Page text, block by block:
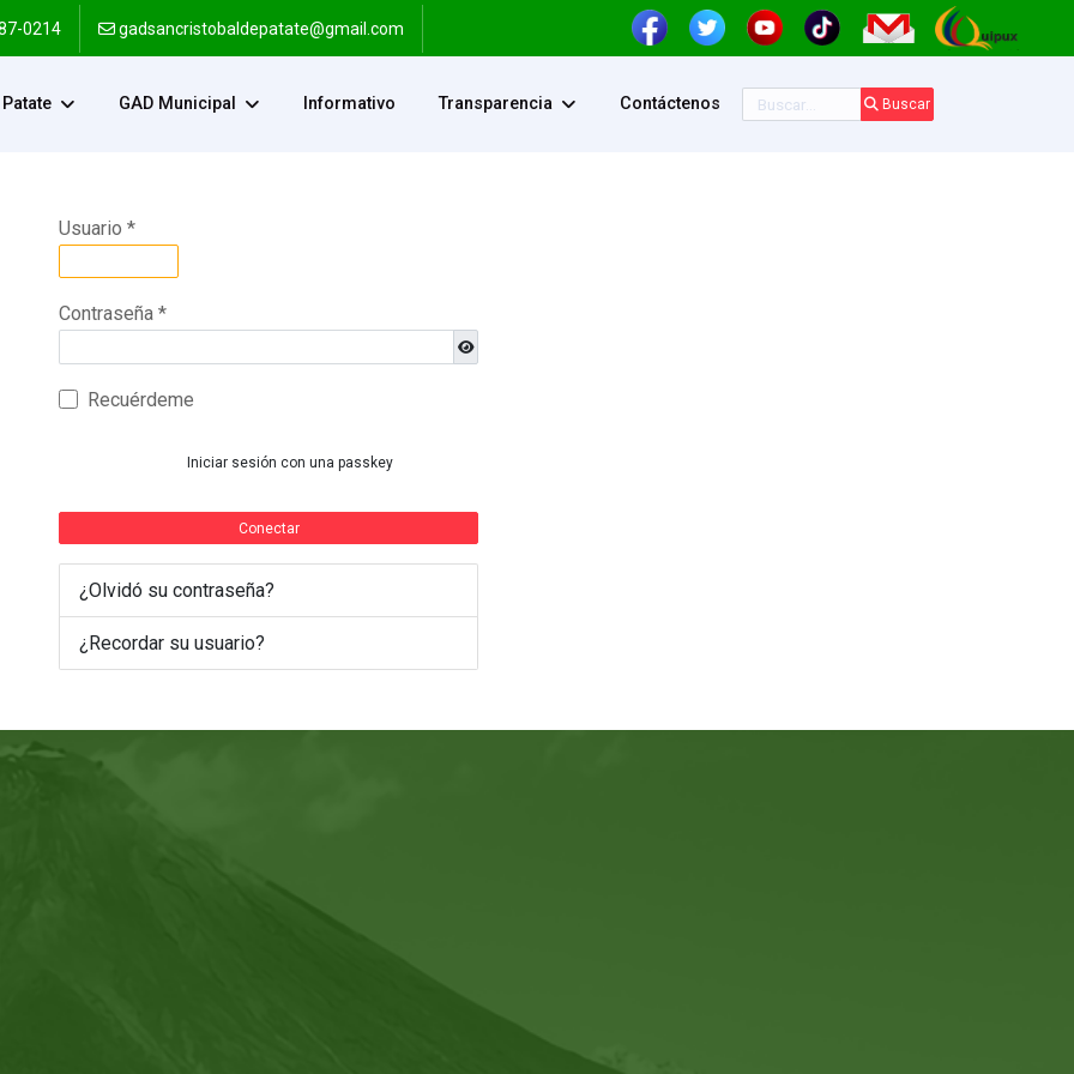
0214 gadsancristobaldepatate@gmail.com
Patate GAD Municipal Informativo Transparencia Contáctenos Buscar Buscar
Usuario *
Contraseña *
Recuérdeme
Iniciar sesión con una passkey
Conectar
¿Olvidó su contraseña?
¿Recordar su usuario?